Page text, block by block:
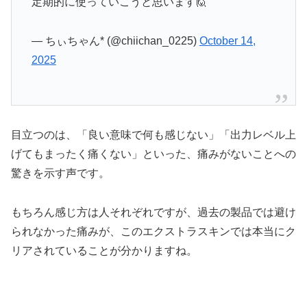
— ちぃちゃん* (@chiichan_0225) October 14,
2025
目立つのは、「良い意味で何も感じない」「出力レベル上
げてもまったく痛くない」といった、痛みがないことへの
驚きを示す声です。
もちろん感じ方は人それぞれですが、過去の製品では避け
られなかった痛みが、このエクストラスキンでは本当にク
リアされていることが分かりますね。